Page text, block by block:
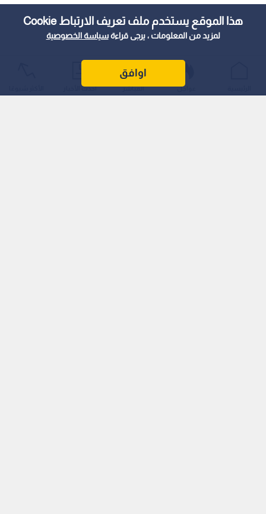
هذا الموقع يستخدم ملف تعريف الارتباط Cookie
لمزيد من المعلومات ، يرجى قراءةسياسة الخصوصية
اوافق
عواجل المباشر أحدث الأخبار